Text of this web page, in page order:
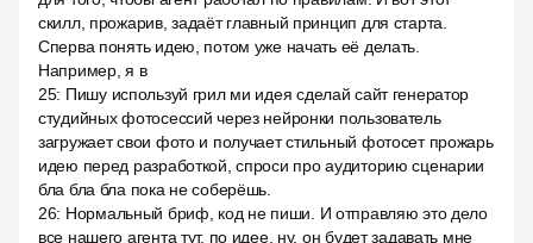
скилл, прожарив, задаёт главный принцип для старта.
Сперва понять идею, потом уже начать её делать.
Например, я в
25: Пишу используй грил ми идея сделай сайт генератор
студийных фотосессий через нейронки пользователь
загружает свои фото и получает стильный фотосет прожарь
идею перед разработкой, спроси про аудиторию сценарии
бла бла бла пока не соберёшь.
26: Нормальный бриф, код не пиши. И отправляю это дело
все нашего агента тут, по идее, ну, он будет задавать мне